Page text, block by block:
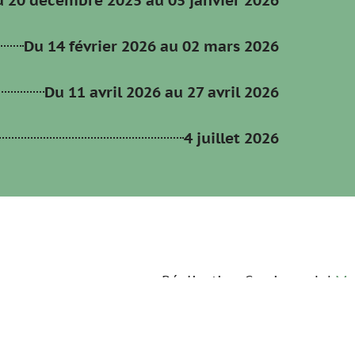
paramètres de confidentialité, en garantissant la
Du 14 février 2026 au 02 mars 2026
Du 11 avril 2026 au 27 avril 2026
4 juillet 2026
Réalisation Corsicaweb |